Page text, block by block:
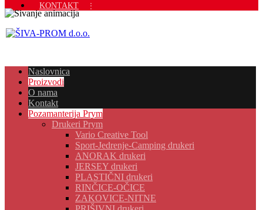
KONTAKT
Naslovnica
Proizvodi
O nama
Kontakt
Pozamanterija Prym
Drukeri Prym
Vario Creative Tool
Sport-Jedrenje-Camping drukeri
ANORAK drukeri
JERSEY drukeri
PLASTIČNI drukeri
RINČICE-OČICE
ZAKOVICE-NITNE